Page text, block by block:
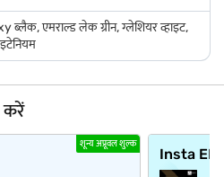
ब्लैक, एमराल्ड लेक ग्रीन, ग्लेशियर व्हाइट,
करें
शून्य अप्रूवल शुल्क
Insta